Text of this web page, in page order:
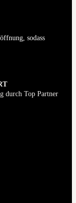
sodass
durch Top Partner